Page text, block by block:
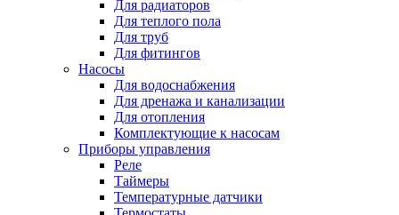
Для радиаторов
Для теплого пола
Для труб
Для фитингов
Насосы
Для водоснабжения
Для дренажа и канализации
Для отопления
Комплектующие к насосам
Приборы управления
Реле
Таймеры
Температурные датчики